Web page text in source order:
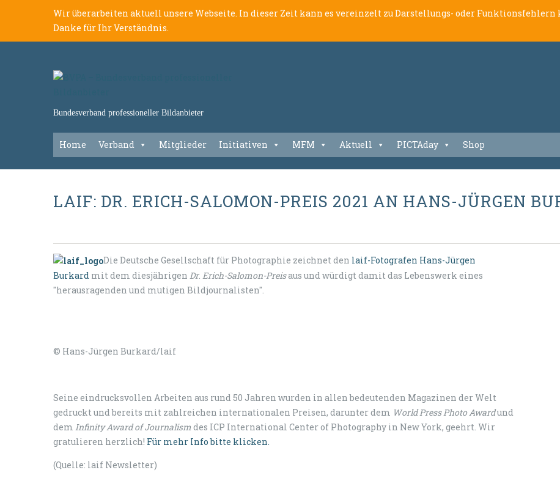
Wir überarbeiten aktuell unsere Webseite. In dieser Zeit kann es vereinzelt zu Darstellungs- oder Funktionsfehlern
Danke für Ihr Verständnis.
Bundesverband professioneller Bildanbieter
Home Verband Mitglieder Initiativen MFM Aktuell PICTAday Shop
LAIF: DR. ERICH-SALOMON-PREIS 2021 AN HANS-JÜRGEN
Die Deutsche Gesellschaft für Photographie zeichnet den laif-Fotografen Hans-Jürgen
Burkard mit dem diesjährigen Dr. Erich-Salomon-Preisaus und würdigt damit das Lebenswerk eines
"herausragenden und mutigen Bildjournalisten".
© Hans-Jürgen Burkard/laif
Seine eindrucksvollen Arbeiten aus rund 50 Jahren wurden in allen bedeutenden Magazinen der Welt
gedruckt und bereits mit zahlreichen internationalen Preisen, darunter dem World Press Photo Awardund
dem Infinity Award of Journalism des ICP International Center of Photography in New York, geehrt. Wir
gratulieren herzlich! Für mehr Info bitte klicken.
(Quelle: laif Newsletter)